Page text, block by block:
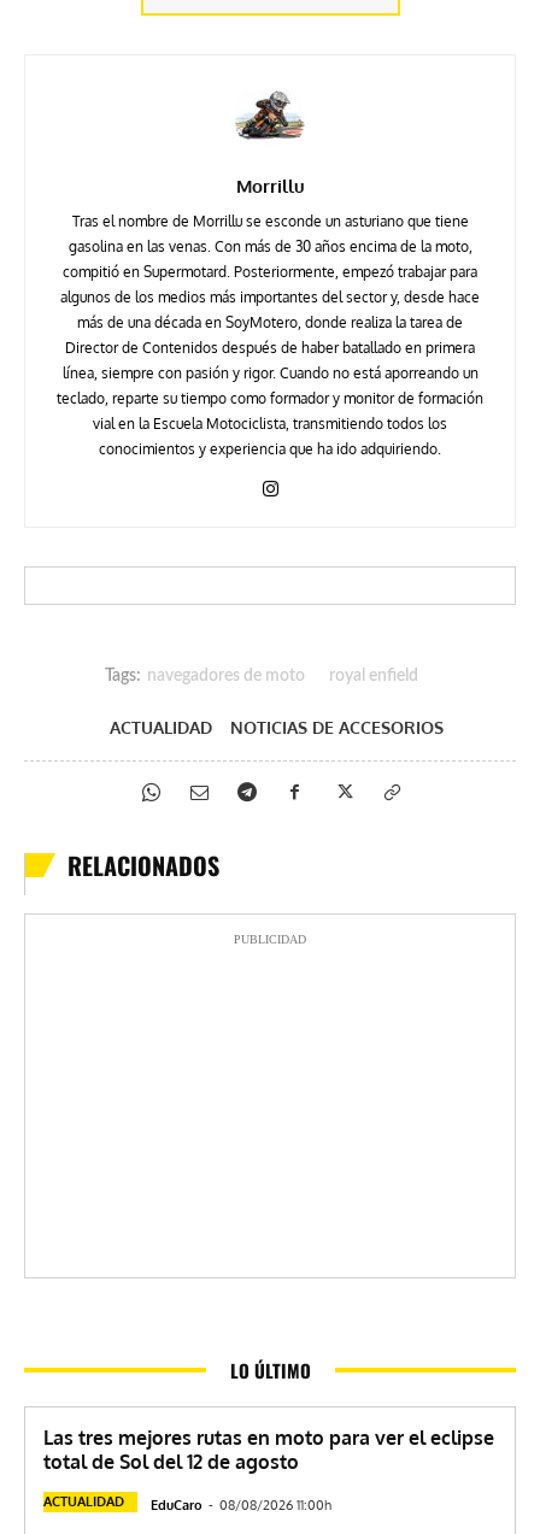
Morrillu
Tras el nombre de Morrillu se esconde un asturiano que tiene
gasolina en las venas. Con más de 30 años encima de la moto,
compitió en Supermotard. Posteriormente, empezó trabajar para
algunos de los medios más importantes del sector y, desde hace
más de una década en SoyMotero, donde realiza la tarea de
Director de Contenidos después de haber batallado en primera
línea, siempre con pasión y rigor. Cuando no está aporreando un
teclado, reparte su tiempo como formador y monitor de formación
vial en la Escuela Motociclista, transmitiendo todos los
conocimientos y experiencia que ha ido adquiriendo.
Tags: navegadores de moto royal enfield
ACTUALIDAD NOTICIAS DE ACCESORIOS
RELACIONADOS
PUBLICIDAD
LO ÚLTIMO
Las tres mejores rutas en moto para ver el eclipse
total de Sol del 12 de agosto
ACTUALIDAD EduCaro - 08/08/2026 11:00h